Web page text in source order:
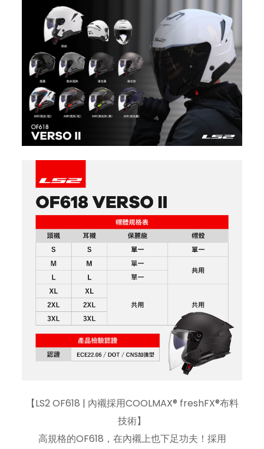
【LS2 OF618 | 內襯採用COOLMAX® freshFX®布料
技術】
高規格的OF618，在內襯上也下足功夫！採用